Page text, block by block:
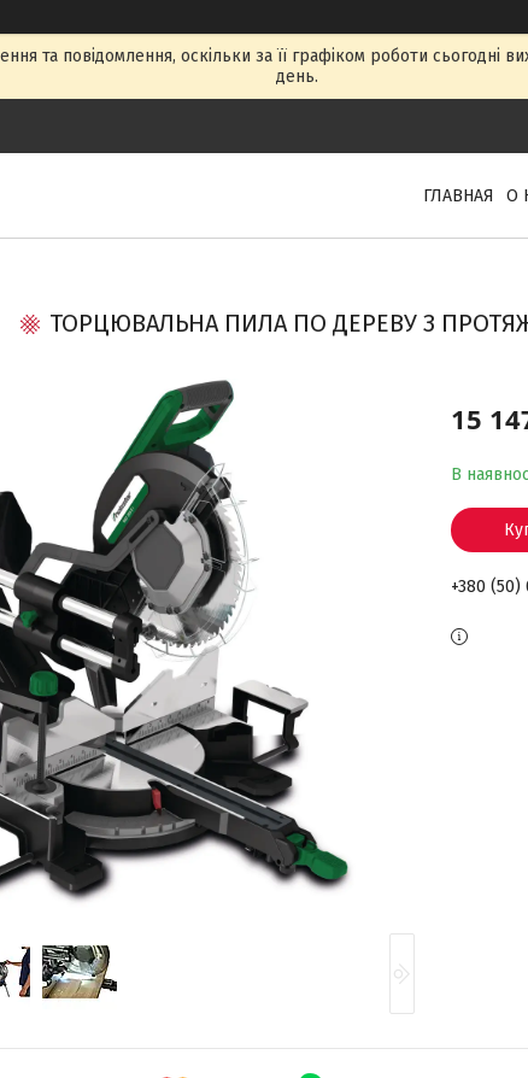
та повідомлення, оскільки за її графіком роботи сьогодні
день.
ГЛАВНАЯ О
ТОРЦЮВАЛЬНА ПИЛА ПО ДЕРЕВУ З
15
В
+380 (50)